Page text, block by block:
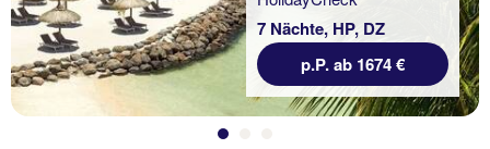
7 Nächte, HP, DZ
p.P. ab 1674 €